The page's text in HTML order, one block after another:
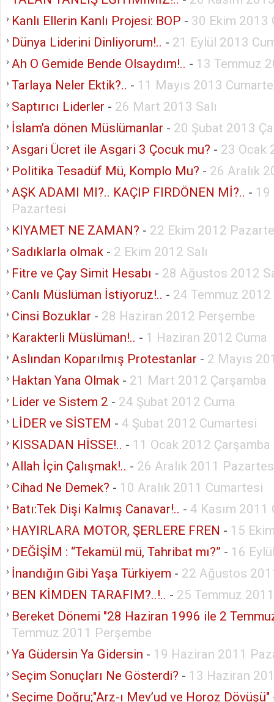
Kanlı Ellerin Kanlı Projesi: BOP - 30 Ekim 2013
Dünya Liderini Dinliyorum!.. - 21 Eylül 2013
Ah O Gemide Bende Olsaydım!.. - 13 Temmuz
Tarlaya Neler Ektik?.. - 11 Mayıs 2013
Saptırıcı Liderler - 26 Mart 2013 Salı
İslam’a dönen Müslümanlar - 20 Şubat 2013
Asgari Ücret ile Asgari 3 Çocuk mu? - 23 Ocak
Politika Tesadüf Mü, Komplo Mu? - 26 Aralık
AŞK ADAMI MI?.. KAÇIP FIRDÖNEN Mİ?.. - 19
Pazartesi
KIYAMET NE ZAMAN? - 22 Ekim 2012
Sadıklarla olmak - 2 Ekim 2012 Salı
Fitre ve Çay Simit Hesabı - 28 Ağustos 2012
Canlı Müslüman İstiyoruz!.. - 24 Temmuz 2012
Cinsi Bozuklar - 28 Haziran 2012 Perşembe
Karakterli Müslüman!.. - 1 Haziran 2012 Cuma
Aslından Koparılmış Protestanlar - 2 Mayıs
Haktan Yana Olmak - 21 Mart 2012 Çarşamba
Lider ve Sistem 2 - 24 Şubat 2012 Cuma
LİDER ve SİSTEM - 4 Şubat 2012 Cumartesi
KISSADAN HİSSE!.. - 11 Ocak 2012 Çarşamba
Allah İçin Çalışmak!.. - 26 Aralık 2011
Cihad Ne Demek? - 10 Aralık 2011 Cumartesi
Batı:Tek Dişi Kalmış Canavar!.. - 4 Kasım 2011
HAYIRLARA MOTOR, ŞERLERE FREN - 15
DEĞİŞİM : “Tekamül mü, Tahribat mı?” - 16
İnandığın Gibi Yaşa Türkiyem - 22 Ağustos
BEN KİMDEN TARAFIM?..!.. - 25 Temmuz
Bereket Dönemi "28 Haziran 1996 ile 2
Temmuz 2011 Perşembe
Ya Güdersin Ya Gidersin - 19 Haziran 2011
Seçim Sonuçları Ne Gösterdi? - 13 Haziran
Seçime Doğru;"Arz-ı Mev’ud ve Horoz Dövüşü"